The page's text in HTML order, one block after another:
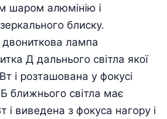
шаром алюмінію і
блиску.
лампа
Д дальнього світла якої
і розташована у фокусі
ближнього світла має
і виведена з фокуса нагору і